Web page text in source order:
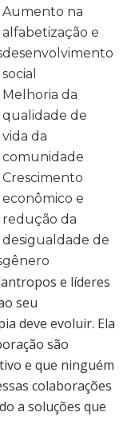
Aumento na
alfabetização e
desenvolvimento
social
Melhoria da
qualidade de
vida da
comunidade
Crescimento
econômico e
redução da
desigualdade de
gênero
e líderes
seu
deve evoluir. Ela
são
e que ninguém
colaborações
a soluções que